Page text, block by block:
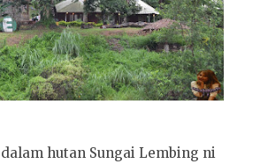
hutan Sungai Lembing ni